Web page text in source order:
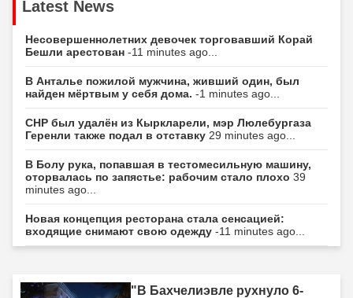
Latest News
Несовершеннолетних девочек торговавший Корай
Бешли арестован -11 minutes ago...
В Анталье пожилой мужчина, живший один, был
найден мёртвым у себя дома. -1 minutes ago...
CHP был удалён из Кыркларели, мэр Люлебургаза
Геренли также подал в отставку 29 minutes ago...
В Болу рука, попавшая в тестомесильную машину,
оторвалась по запястье: рабочим стало плохо 39
minutes ago...
Новая концепция ресторана стала сенсацией:
входящие снимают свою одежду -11 minutes ago...
"В Бахчелиэвле рухнуло 6-